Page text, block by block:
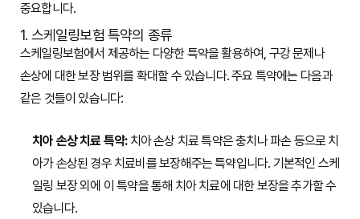
중요합니다.
1. 스케일링보험 특약의 종류
스케일링보험에서 제공하는 다양한 특약을 활용하여, 구강 문제나
손상에 대한 보장 범위를 확대할 수 있습니다. 주요 특약에는 다음과
같은 것들이 있습니다:
치아 손상 치료 특약:치아 손상 치료 특약은 충치나 파손 등으로 치
아가 손상된 경우 치료비를 보장해주는 특약입니다. 기본적인 스케
일링 보장 외에 이 특약을 통해 치아 치료에 대한 보장을 추가할 수
있습니다.